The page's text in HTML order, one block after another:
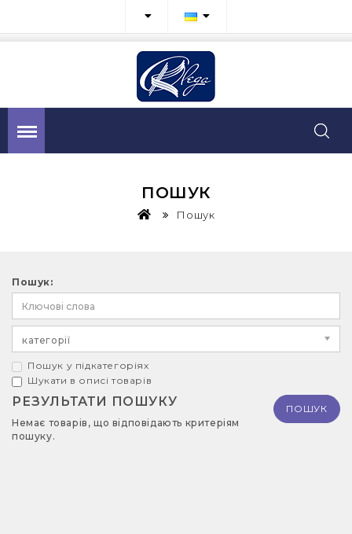
ПОШУК
Пошук
Пошук:
категорії
Пошук у підкатегоріях
Шукати в описі товарів
РЕЗУЛЬТАТИ ПОШУКУ
Немає товарів, що відповідають критеріям
пошуку.